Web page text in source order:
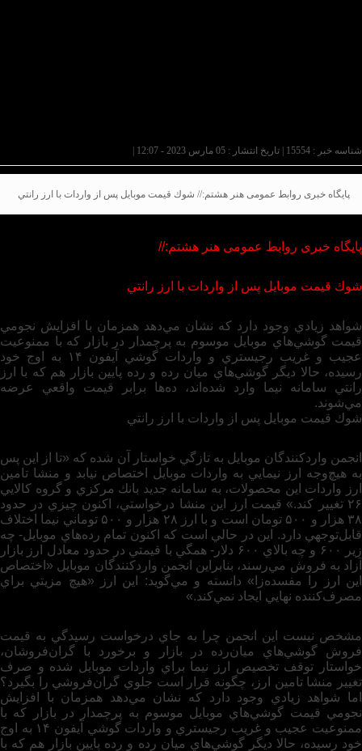
شناسه خبر : 15554 | تاریخ انتشار : 05 مارس 2023 - 12:07 |
پایگاه خبری روابط عمومی هنر هشتم:// شوك قيمت موبايل پس از واردات با ارز رانتي
پایگاه خبری روابط عمومی هنر هشتم://
شوك قيمت موبايل پس از واردات با ارز رانتي
شواهد زيادي وجود دارد كه نشان مي‌دهد همزمان با افزايش نجومي
قيمت گوشي‌هاي موبايل موسوم به پرچمدار در بازار كه با ممنوعيت
عجيب و غريب رجيستري و واردات گوشي آيفون ۱۴ به اوج خود
رسيده، حالا ديگر گوشي‌هاي ميان رده و رده پايين بازار هم كه با ارز
رانتي سامانه نيما وارد شده‌اند، ده‌ها برابر قيمت واقعي عرضه
مي‌شوند.
شوك قيمت موبايل پس از واردات با ارز رانتي
انجمن واردكنندگان موبايل به تازگي خواستار آن شده كه «تا از اين پس
به هيچ‌وجه ارز نيمايي به واردات موبايل اختصاص نيابد و منشا تامين
ارز واردات اين محصولات، به سامانه جديد بانك مركزي و گروه كالايي
۲۶ تغيير كند.» قيمت ارز اين منشا درخواستي، اكنون چيزي در حدود
۳۸ هزار و ۵۰۰ تومان است و با ارز ۲۸ هزار و ۵۰۰ توماني نيما اختلاف
قابل‌توجهي دارد. اين در حالي است كه اكنون تمام رده‌هاي موبايل- چه
زير ۶۰۰ و چه بالاي ۶۰۰ دلار- همگي با قيمتي در حدود معادل ارز بازار
آزاد به فروش مي‌رسند، بنابراين انجمن واردكنندگان موبايل «اختصاص
اين ارز را مفسده‌زا» دانسته و مي‌گويد: اين ارز «هيچ مزيتي براي
مصرف‌كننده نهايي ايجاد نمي‌كند.»
مشخص نيست اين انجمن چرا به جاي درخواست رسيدگي به قيمت
فروش گوشي‌هاي ‌ميان‌رده در بازار و برخورد با گران‌فروشان،
خواستار توقف تخصيص ارز نيما براي واردات موبايل شده و صرف
تغيير منشا تامين ارز، چگونه قرار است جلوي گران‌فروشي را بگيرد؟
اما شواهد زيادي وجود دارد كه نشان مي‌دهد همزمان با افزايش
نجومي قيمت گوشي‌هاي موبايل موسوم به پرچمدار در بازار كه با
ممنوعيت عجيب و غريب رجيستري و واردات گوشي آيفون ۱۴ به اوج
خود رسيده، حالا ديگر گوشي‌هاي ميان رده و رده پايين بازار هم كه با